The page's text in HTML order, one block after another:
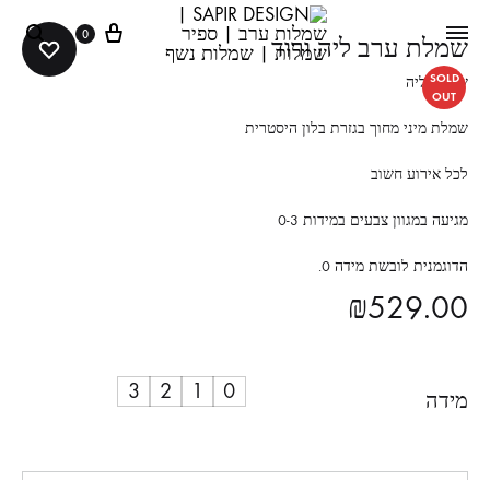
0
SOLD
OUT
שמלת ערב ליה ורוד
שמלת ליה
שמלת מיני מחוך בגזרת בלון היסטרית
לכל אירוע חשוב
מגיעה במגוון צבעים במידות 0-3
הדוגמנית לובשת מידה 0.
₪529.00
מידה 0
1
2
3